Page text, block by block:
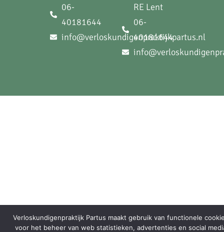
06-
40181644
info@verloskundigenpraktijkpartus.nl
RE Lent
06-
40181644
Verloskundigenpraktijk Partus maakt gebruik van functionele
voor het beheer van web statistieken, advertenties en social